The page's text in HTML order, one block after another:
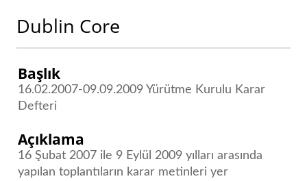
Dublin Core
Başlık
16.02.2007-09.09.2009 Yürütme Kurulu Karar
Defteri
Açıklama
16 Şubat 2007 ile 9 Eylül 2009 yılları arasında
yapılan toplantıların karar metinleri yer